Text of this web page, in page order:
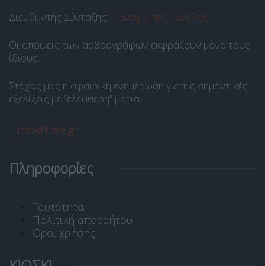
Διευθυντής Σύνταξης: Παναγιώτης Ι. Δρίβας.
Οι απόψεις των αρθρογράφων εκφράζουν μόνο τους
ίδιους.
Στόχος μας η σφαιρική ενημέρωση για τις σημαντικές
εξελίξεις με “ελεύθερη” ματιά.
info@libre.gr
Πληροφορίες
Ταυτότητα
Πολιτική απορρήτου
Όροι χρήσης